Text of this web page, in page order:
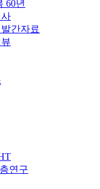
60년
간자료
연구